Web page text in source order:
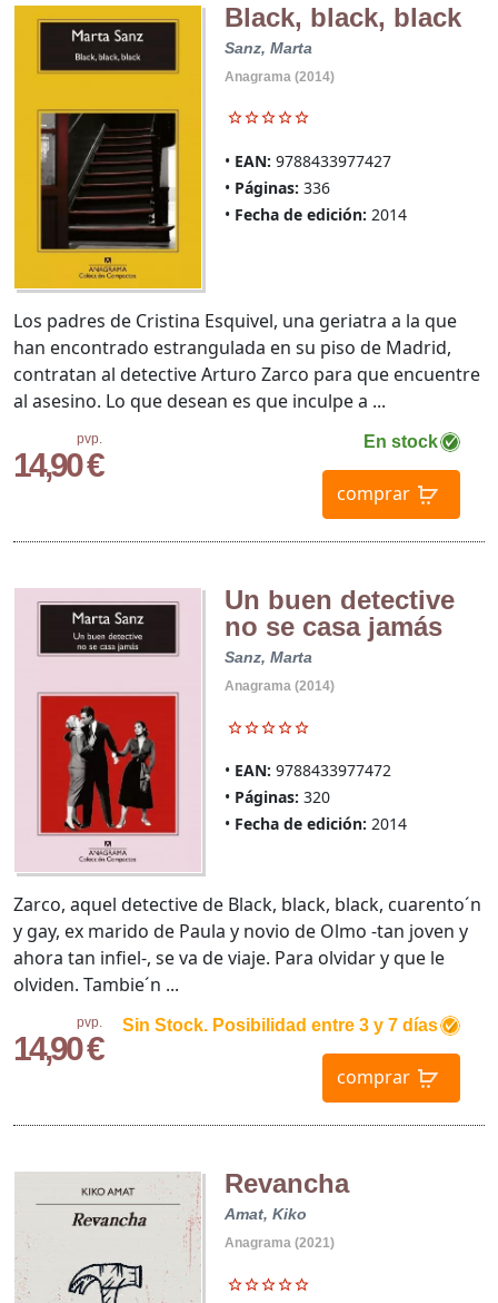
Black, black, black
Sanz, Marta
Anagrama (2014)
EAN: 9788433977427
Páginas: 336
Fecha de edición: 2014
pvp.
14,90 €
En stock
comprar
Los padres de Cristina Esquivel, una geriatra a la que
han encontrado estrangulada en su piso de Madrid,
contratan al detective Arturo Zarco para que encuentre
al asesino. Lo que desean es que inculpe a ...
Un buen detective
no se casa jamás
Sanz, Marta
Anagrama (2014)
EAN: 9788433977472
Páginas: 320
Fecha de edición: 2014
pvp.
14,90 €
Sin Stock. Posibilidad entre 3 y 7 días
comprar
Zarco, aquel detective de Black, black, black, cuarento´n
y gay, ex marido de Paula y novio de Olmo -tan joven y
ahora tan infiel-, se va de viaje. Para olvidar y que le
olviden. Tambie´n ...
Revancha
Amat, Kiko
Anagrama (2021)